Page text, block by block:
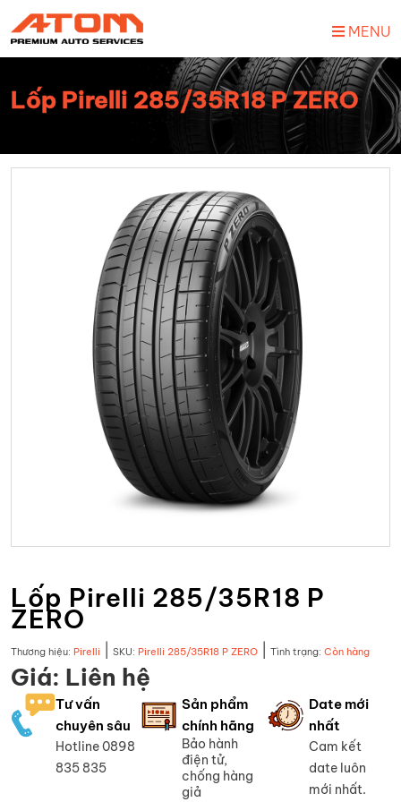
MENU
Lốp Pirelli 285/35R18 P ZERO
Lốp Pirelli 285/35R18 P
ZERO
Thương hiệu: Pirelli SKU: Pirelli 285/35R18 P ZERO Tình trạng: Còn hàng
Giá: Liên hệ
Tư vấn
chuyên sâu
Hotline 0898
835 835
Sản phẩm
chính hãng
Bảo hành
điện tử,
chống hàng
giả
Date mới
nhất
Cam kết
date luôn
mới nhất.